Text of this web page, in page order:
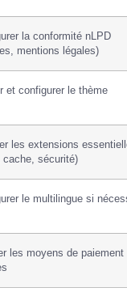
la conformité nLPD
mentions légales)
et configurer le thème
les extensions
cache, sécurité)
le multilingue si
les moyens de paiement